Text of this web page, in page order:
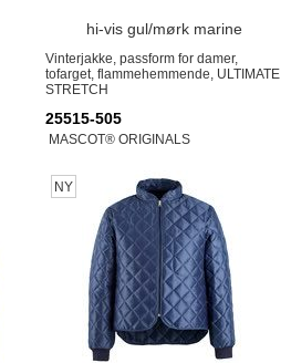
hi-vis gul/mørk marine
Vinterjakke, passform for damer,
tofarget, flammehemmende, ULTIMATE
STRETCH
25515-505
MASCOT® ORIGINALS
NY